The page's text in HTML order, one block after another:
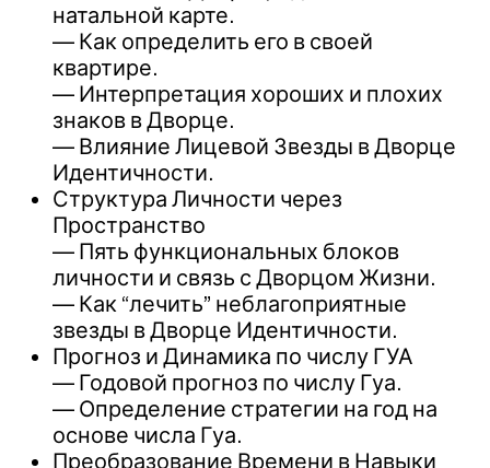
натальной карте.
— Как определить его в своей
квартире.
— Интерпретация хороших и плохих
знаков в Дворце.
— Влияние Лицевой Звезды в Дворце
Идентичности.
Структура Личности через
Пространство
— Пять функциональных блоков
личности и связь с Дворцом Жизни.
— Как “лечить” неблагоприятные
звезды в Дворце Идентичности.
Прогноз и Динамика по числу ГУА
— Годовой прогноз по числу Гуа.
— Определение стратегии на год на
основе числа Гуа.
Преобразование Времени в Навыки